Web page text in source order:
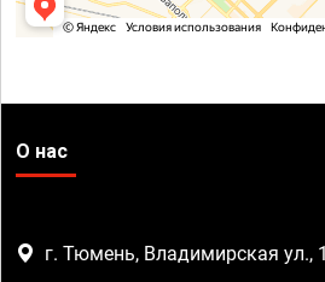
О нас
г. Тюмень, Владимирская ул., 1